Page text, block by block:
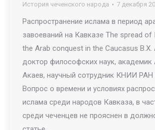
История чеченского народа 7 декабря
Распространение ислама в период
завоеваний на Кавказе The spread of
the Arab conquest in the Caucasus В.Х.
доктор философских наук,
Акаев, научный сотрудник КНИИ РАН
Вопрос о времени и условиях
ислама среди народов Кавказа, в
среди чеченцев не прояснен в